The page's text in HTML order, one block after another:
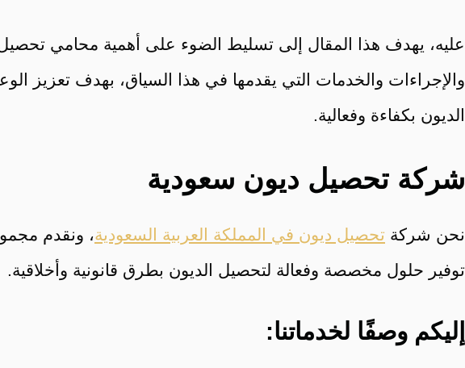
عليه، يهدف هذا المقال إلى تسليط الضوء على أهم​ية محامي تحصيل
والإجراءات والخدمات التي يقدمها في هذا السياق، بهدف تعزيز
الديون بكفاءة وفعالية.
شركة تحصيل ديون سعودية
نحن شركة تحصيل ديون في المملكة العربية السعودية، ونقدم
توفير حلول مخصصة وفعالة لتحصيل الديون بطرق قانونية وأخلاقية.
إليكم وصفًا لخدماتنا: